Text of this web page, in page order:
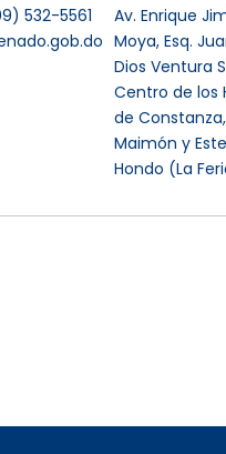
532-5561
Av. Enrique
Moya, Esq.
Dios Ventura
Centro de los
de Constanza,
Maimón y
Hondo (La